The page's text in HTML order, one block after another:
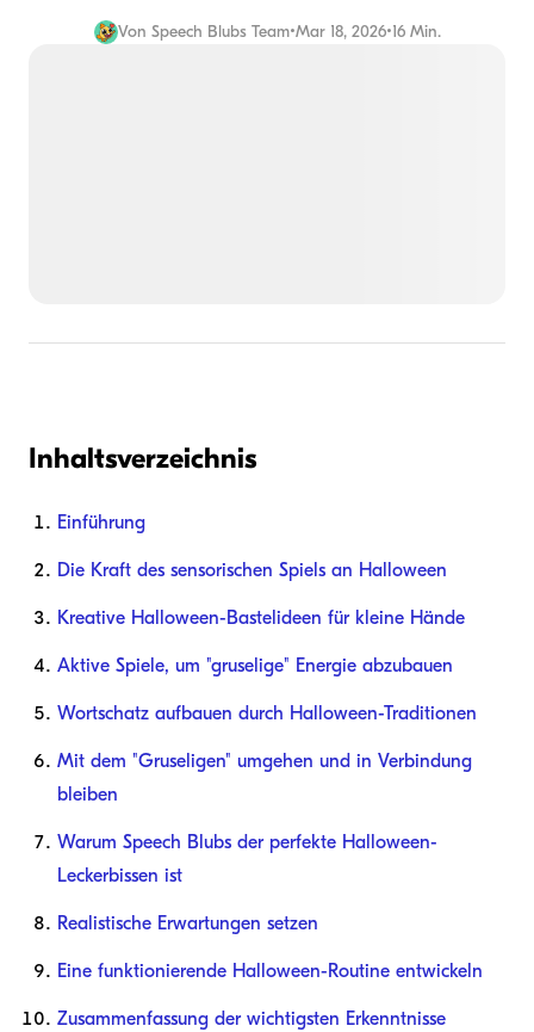
Von Speech Blubs Team•Mar 18, 2026•16 Min.
Inhaltsverzeichnis
Einführung
Die Kraft des sensorischen Spiels an Halloween
Kreative Halloween-Bastelideen für kleine Hände
Aktive Spiele, um "gruselige" Energie abzubauen
Wortschatz aufbauen durch Halloween-Traditionen
Mit dem "Gruseligen" umgehen und in Verbindung
bleiben
Warum Speech Blubs der perfekte Halloween-
Leckerbissen ist
Realistische Erwartungen setzen
Eine funktionierende Halloween-Routine entwickeln
Zusammenfassung der wichtigsten Erkenntnisse